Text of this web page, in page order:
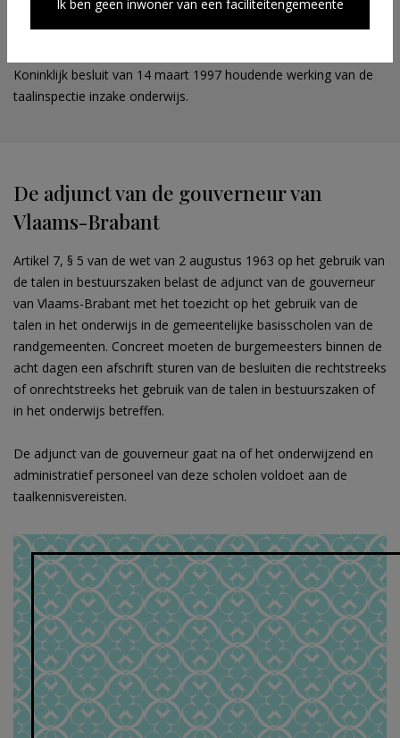
artikel 17, vijfde lid, van de wet van 30 juli 1963, houdende
taalregeling in het onderwijs.
Koninklijk besluit van 14 maart 1997 houdende werking van de
taalinspectie inzake onderwijs.
De adjunct van de gouverneur van
Vlaams-Brabant
Artikel 7, § 5 van de wet van 2 augustus 1963 op het gebruik van
de talen in bestuurszaken belast de adjunct van de gouverneur
van Vlaams-Brabant met het toezicht op het gebruik van de
talen in het onderwijs in de gemeentelijke basisscholen van de
randgemeenten. Concreet moeten de burgemeesters binnen de
acht dagen een afschrift sturen van de besluiten die rechtstreeks
of onrechtstreeks het gebruik van de talen in bestuurszaken of
in het onderwijs betreffen.
De adjunct van de gouverneur gaat na of het onderwijzend en
administratief personeel van deze scholen voldoet aan de
taalkennisvereisten.
Ik ben geen inwoner van een faciliteitengemeente